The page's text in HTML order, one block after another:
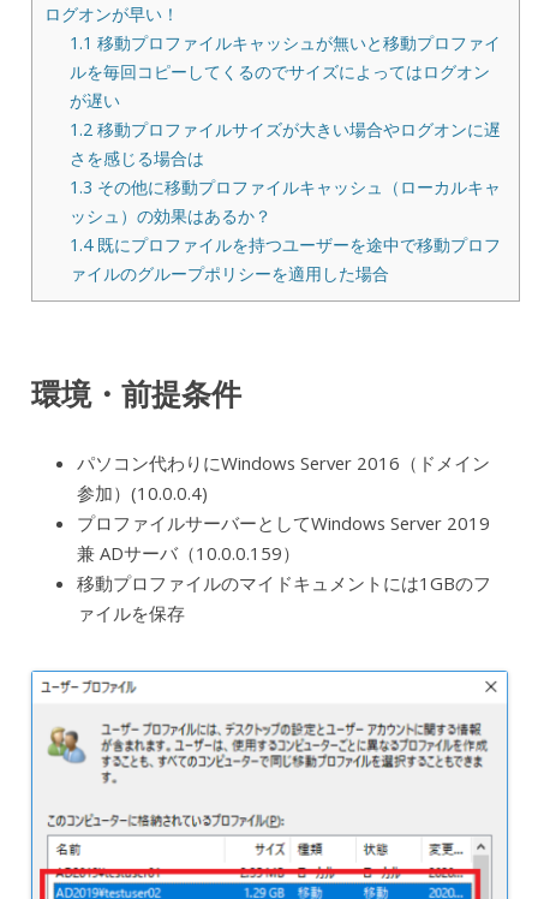
ログオンが早い！
1.1 移動プロファイルキャッシュが無いと移動プロファイ
ルを毎回コピーしてくるのでサイズによってはログオン
が遅い
1.2 移動プロファイルサイズが大きい場合やログオンに遅
さを感じる場合は
1.3 その他に移動プロファイルキャッシュ（ローカルキャ
ッシュ）の効果はあるか？
1.4既にプロファイルを持つユーザーを途中で移動プロフ
ァイルのグループポリシーを適用した場合
環境・前提条件
パソコン代わりにWindows Server 2016（ドメイン
参加）(10.0.0.4)
プロファイルサーバーとしてWindows Server 2019
兼 ADサーバ（10.0.0.159）
移動プロファイルのマイドキュメントには1GBのフ
ァイルを保存